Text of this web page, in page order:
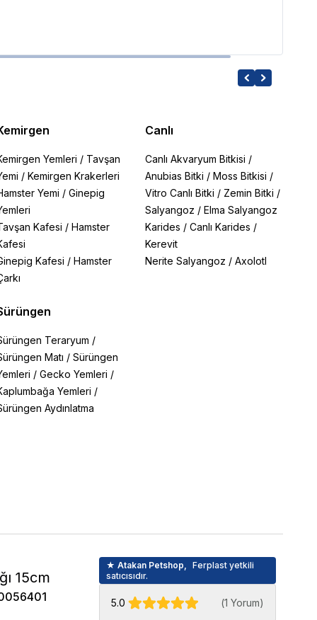
Yemleri / Tavşan
/ Kemirgen Krakerleri
Yemi / Ginepig
Kafesi / Hamster
Kafesi / Hamster
Teraryum /
Matı / Sürüngen
/ Gecko Yemleri /
Yemleri /
Aydınlatma
Canlı
Canlı Akvaryum Bitkisi /
Anubias Bitki /Moss Bitkisi /
Vitro Canlı Bitki / Zemin Bitki /
Salyangoz /Elma Salyangoz
Karides /Canlı Karides /
Kerevit
Nerite Salyangoz /Axolotl
15cm
★ Atakan Petshop,
Ferplast yetkili
satıcısıdır.
5.0 (1 Yorum)